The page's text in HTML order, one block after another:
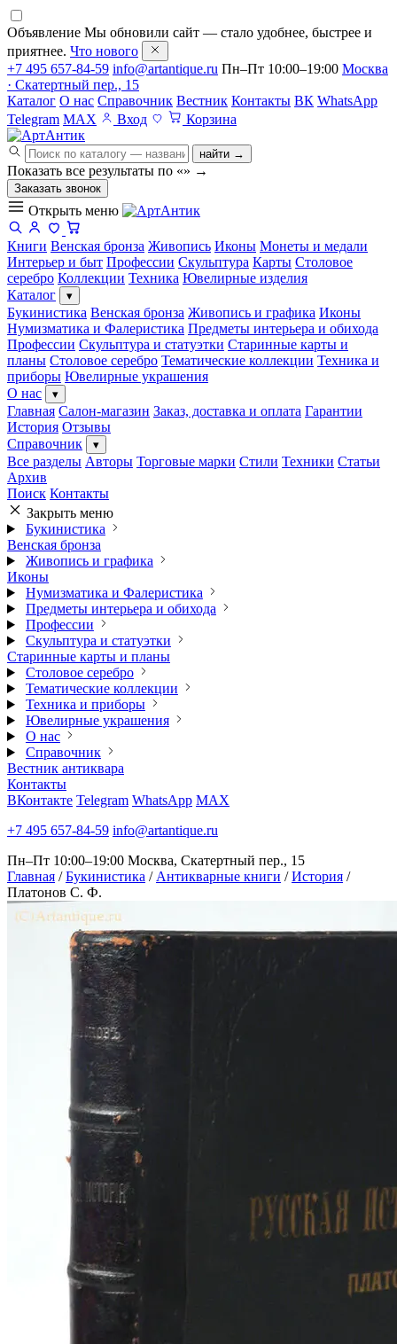
Объявление Мы обновили сайт — стало удобнее, быстрее и
приятнее. Что нового
+7 495 657-84-59 info@artantique.ru Пн–Пт 10:00–19:00 Москва
· Скатертный пер., 15
Каталог О нас Справочник Вестник Контакты ВК WhatsApp
Telegram MAX Вход Корзина
найти →
Показать все результаты по «» →
Заказать звонок
Открыть меню
Книги Венская бронза Живопись Иконы Монеты и медали
Интерьер и быт Профессии Скульптура Карты Столовое
серебро Коллекции Техника Ювелирные изделия
Каталог
▾
Букинистика Венская бронза Живопись и графика Иконы
Нумизматика и Фалеристика Предметы интерьера и обихода
Профессии Скульптура и статуэтки Старинные карты и
планы Столовое серебро Тематические коллекции Техника и
приборы Ювелирные украшения
О нас
▾
Главная Салон-магазин Заказ, доставка и оплата Гарантии
История Отзывы
Справочник
▾
Все разделы Авторы Торговые марки Стили Техники Статьи
Архив
Поиск Контакты
Закрыть меню
Букинистика
Венская бронза
Живопись и графика
Иконы
Нумизматика и Фалеристика
Предметы интерьера и обихода
Профессии
Скульптура и статуэтки
Старинные карты и планы
Столовое серебро
Тематические коллекции
Техника и приборы
Ювелирные украшения
О нас
Справочник
Вестник антиквара
Контакты
ВКонтакте Telegram WhatsApp MAX
+7 495 657-84-59 info@artantique.ru
Пн–Пт 10:00–19:00 Москва, Скатертный пер., 15
Главная / Букинистика / Антикварные книги / История /
Платонов С. Ф.